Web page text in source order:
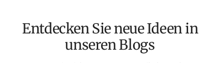
Entdecken Sie neue Ideen in
unseren Blogs